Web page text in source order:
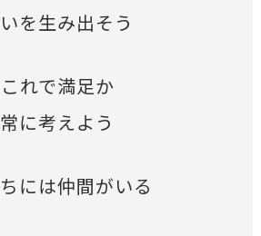
を生み出そう
これで満足か
常に考えよう
には仲間がいる